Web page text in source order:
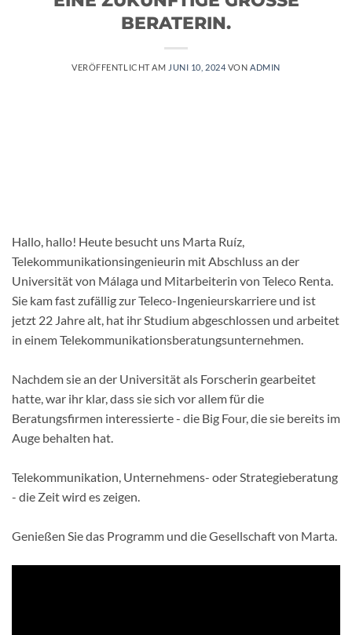
BERATERIN.
VERÖFFENTLICHT AM JUNI 10, 2024 VONADMIN
Hallo, hallo! Heute besucht uns Marta Ruíz,
Telekommunikationsingenieurin mit Abschluss an der
Universität von Málaga und Mitarbeiterin von Teleco Renta.
Sie kam fast zufällig zur Teleco-Ingenieurskarriere und ist
jetzt 22 Jahre alt, hat ihr Studium abgeschlossen und arbeitet
in einem Telekommunikationsberatungsunternehmen.
Nachdem sie an der Universität als Forscherin gearbeitet
hatte, war ihr klar, dass sie sich vor allem für die
Beratungsfirmen interessierte - die Big Four, die sie bereits im
Auge behalten hat.
Telekommunikation, Unternehmens- oder Strategieberatung
- die Zeit wird es zeigen.
Genießen Sie das Programm und die Gesellschaft von Marta.